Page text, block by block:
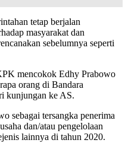
tetap berjalan
masyarakat dan
sebelumnya seperti
mencokok Edhy Prabowo
orang di Bandara
kunjungan ke AS.
sebagai tersangka penerima
dan/atau pengelolaan
lainnya di tahun 2020.